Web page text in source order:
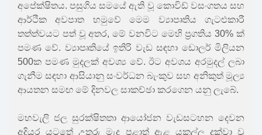
අපේක්ෂිතය. පසුගිය සමයේ ඇති වූ කොවිඩ් වසංගතය සහ
ආර්ථික අවපාත හමුවේ මෙම ව්‍යාපෘතිය ගැටළුකාරී
තත්ත්වයට පත් වූ අතර, මේ වනවිට මෙහි ප්‍රගතිය 30% ක්
පමණ වේ. ව්‍යාපෘතියේ ඉතිරි වැඩ සඳහා ඩොලර් මිලියන
500ක පමණ මුදලක් අවශ්‍ය වේ. ඊට අවශය අරමුදල් ලබා
ගැනීම සඳහා ආසියානු සංවර්ධන බැංකුව සහ අනිකුත් මූල්‍ය
ආයතන සමඟ මේ දිනවල සාකච්ඡා කරගෙන යනු ලැබේ.
මහවැලි ජල සුරක්ෂිතතා ආයෝජන වැඩසටහන දෙවන
අදියර යටතේ උතුරු මැද පළාත් ඇළ යකල්ල දක්වා වූ